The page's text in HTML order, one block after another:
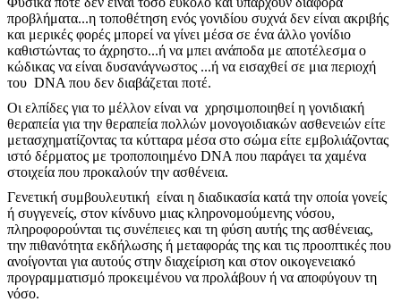
προβλήματα...η τοποθέτηση ενός γονιδίου συχνά δεν είναι ακριβής
και μερικές φορές μπορεί να γίνει μέσα σε ένα άλλο γονίδιο
καθιστώντας το άχρηστο...ή να μπει ανάποδα με αποτέλεσμα ο
κώδικας να είναι δυσανάγνωστος ...ή να εισαχθεί σε μια περιοχή
του DNA που δεν διαβάζεται ποτέ.
Οι ελπίδες για το μέλλον είναι να χρησιμοποιηθεί η γονιδιακή
θεραπεία για την θεραπεία πολλών μονογοιδιακών ασθενειών είτε
μετασχηματίζοντας τα κύτταρα μέσα στο σώμα είτε εμβολιάζοντας
ιστό δέρματος με τροποποιημένο DNA που παράγει τα χαμένα
στοιχεία που προκαλούν την ασθένεια.
Γενετική συμβουλευτική είναι η διαδικασία κατά την οποία γονείς
ή συγγενείς, στον κίνδυνο μιας κληρονομούμενης νόσου,
πληροφορούνται τις συνέπειες και τη φύση αυτής της ασθένειας,
την πιθανότητα εκδήλωσης ή μεταφοράς της και τις προοπτικές που
ανοίγονται για αυτούς στην διαχείριση και στον οικογενειακό
προγραμματισμό προκειμένου να προλάβουν ή να αποφύγουν τη
νόσο.